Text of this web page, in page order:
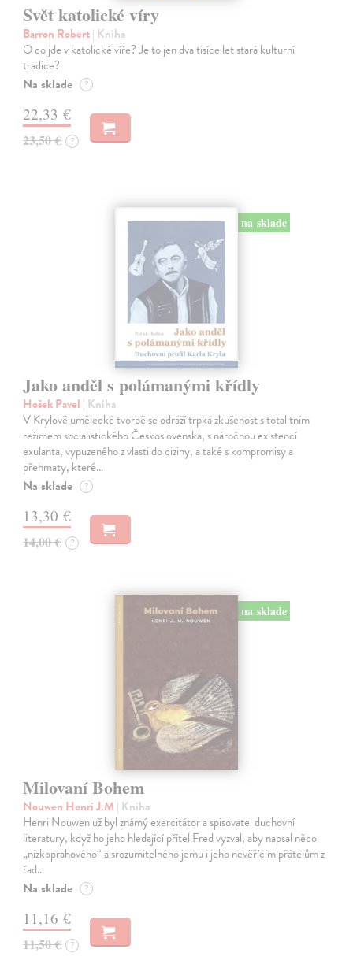
Svět katolické víry
Barron Robert| Kniha
O co jde v katolické víře? Je to jen dva tisíce let stará kulturní
tradice?
Na sklade ?
22,33 €
23,50 € ?
na sklade
Jako anděl s polámanými křídly
Hošek Pavel | Kniha
V Krylově umělecké tvorbě se odráží trpká zkušenost s totalitním
režimem socialistického Československa, s náročnou existencí
exulanta, vypuzeného z vlasti do ciziny, a také s kompromisy a
přehmaty, které…
Na sklade ?
13,30 €
14,00 € ?
na sklade
Milovaní Bohem
Nouwen Henri J.M| Kniha
Henri Nouwen už byl známý exercitátor a spisovatel duchovní
literatury, když ho jeho hledající přítel Fred vyzval, aby napsal něco
„nízkoprahového“ a srozumitelného jemu i jeho nevěřícím přátelům z
řad…
Na sklade ?
11,16 €
11,50 € ?